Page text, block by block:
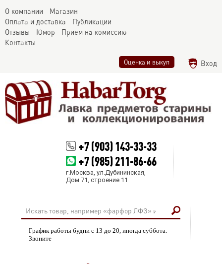
О компании
Магазин
Оплата и доставка
Публикации
Отзывы
Юмор
Прием на комиссию
Контакты
Оценка и выкуп Вход
+7 (903) 143-33-33
+7 (985) 211-86-66
г.Москва, ул.Дубининская,
Дом 71, строение 11
График работы будни с 13 до 20, иногда суббота.
Звоните